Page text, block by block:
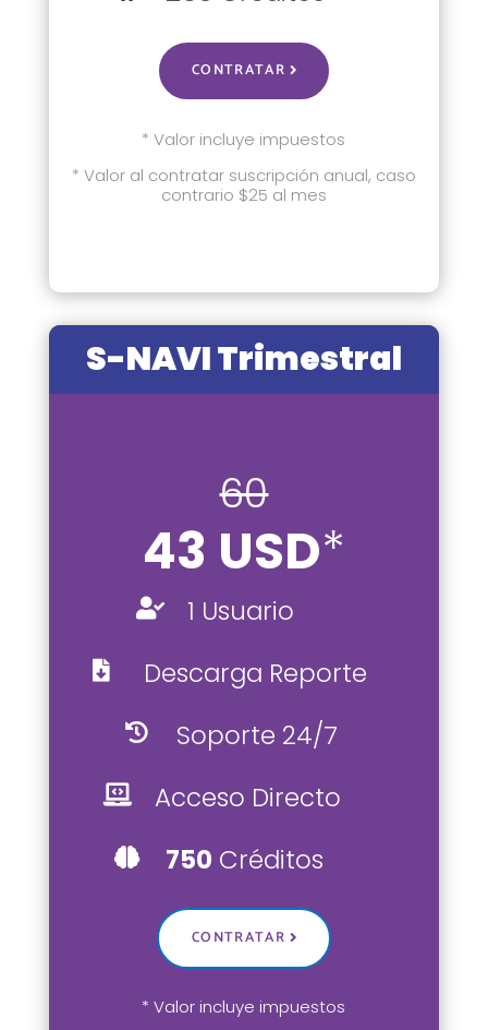
CONTRATAR
* Valor incluye impuestos
* Valor al contratar suscripción anual, caso
contrario $25 al mes
S-NAVI Trimestral
60
43 USD*
 1 Usuario
 Descarga Reporte
 Soporte 24/7
 Acceso Directo
 750 Créditos
CONTRATAR
* Valor incluye impuestos